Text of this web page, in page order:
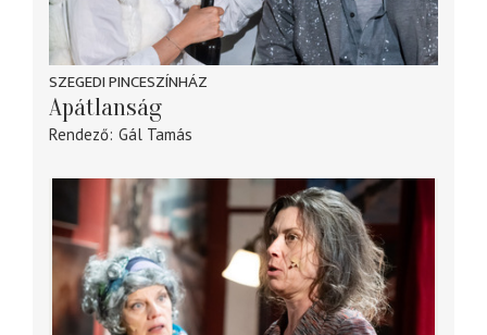
SZEGEDI PINCESZÍNHÁZ
Apátlanság
Rendező Gál Tamás